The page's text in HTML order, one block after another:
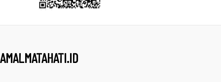
AMALMATAHATI.ID